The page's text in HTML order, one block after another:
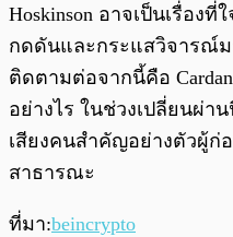
Hoskinson อาจเป็นเรื่อง
กดดันและกระแสวิจารณ์ม
ติดตามต่อจากนี้คือ
อย่างไร ในช่วงเปลี่ยนผ่า
เสียงคนสำคัญอย่างตัวผู้ก่
สาธารณะ
ที่มา:beincrypto